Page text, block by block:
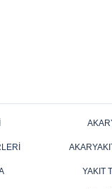
YAKIT